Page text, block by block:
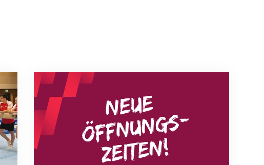
Neue Empfangszeiten ab 1. August 2026